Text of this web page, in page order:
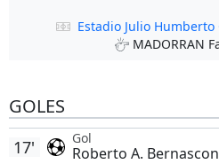
Estadio Julio Humberto
MADORRAN
GOLES
Gol
Roberto A.
17'